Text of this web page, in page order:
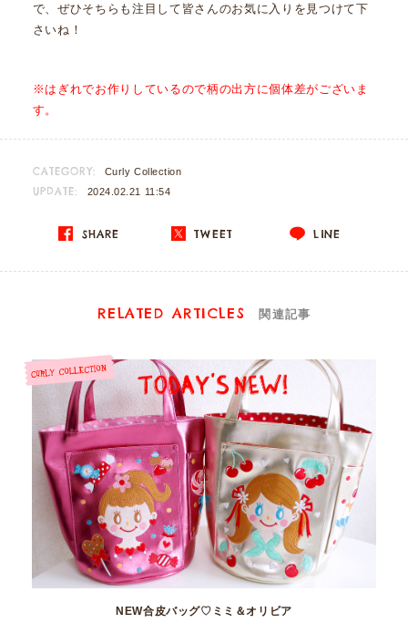
で、ぜひそちらも注目して皆さんのお気に入りを見つけて下
さいね！
※はぎれでお作りしているので柄の出方に個体差がございま
す。
CATEGORY: Curly Collection
UPDATE: 2024.02.21 11:54
SHARE TWEET LINE
RELATED ARTICLES 関連記事
NEW合皮バッグ♡ミミ＆オリビア